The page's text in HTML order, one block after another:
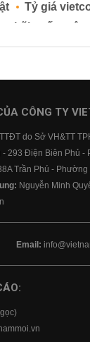
Tỷ giá
Lãi suất ngân
Lãi suất
BIDV
CÔNG TY
do Sở VH&TT
- 293 Điện Biên Phủ -
Trần Phú -
Nguyễn Minh
Email: